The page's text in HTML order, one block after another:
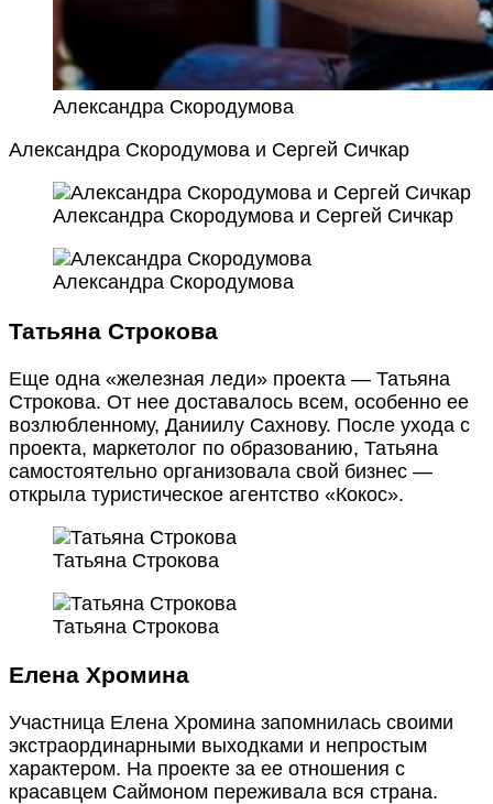
Александра Скородумова
Александра Скородумова и Сергей Сичкар
Александра Скородумова и Сергей Сичкар
Александра Скородумова
Татьяна Строкова
Еще одна «железная леди» проекта — Татьяна
Строкова. От нее доставалось всем, особенно ее
возлюбленному, Даниилу Сахнову. После ухода с
проекта, маркетолог по образованию, Татьяна
самостоятельно организовала свой бизнес —
открыла туристическое агентство «Кокос».
Татьяна Строкова
Татьяна Строкова
Елена Хромина
Участница Елена Хромина запомнилась своими
экстраординарными выходками и непростым
характером. На проекте за ее отношения с
красавцем Саймоном переживала вся страна.